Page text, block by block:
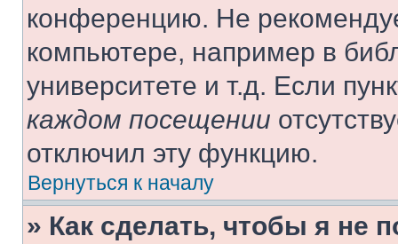
конференцию. Не
компьютере, например в
университете и т.д. Если
каждом посещении
отключил эту функцию.
Вернуться к началу
» Как сделать, чтобы я не